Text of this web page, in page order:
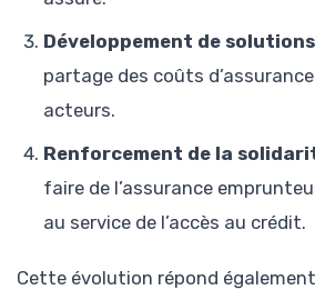
Développement de
partage des coûts
acteurs.
Renforcement de la
faire de l’assurance
au service de l’accès au crédit.
Cette évolution répond